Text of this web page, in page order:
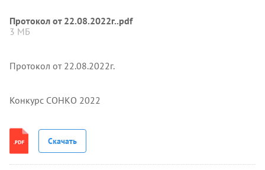
Протокол от 22.08.2022г..pdf
3 МБ
Протокол от 22.08.2022г.
Конкурс СОНКО 2022
Скачать